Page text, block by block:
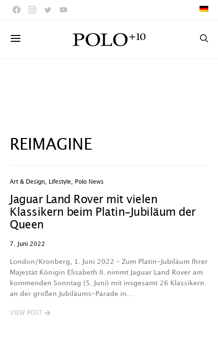
REIMAGINE
Art & Design Lifestyle Polo News
Jaguar Land Rover mit vielen
Klassikern beim Platin-Jubiläum der
Queen
7. Juni 2022
London/Kronberg, 1. Juni 2022 – Zum Platin-Jubiläum Ihrer
Majestät Königin Elisabeth II. nimmt Jaguar Land Rover am
kommenden Sonntag (5. Juni) mit insgesamt 26 Klassikern
an der großen Jubiläums-Parade in…
VIEW POST